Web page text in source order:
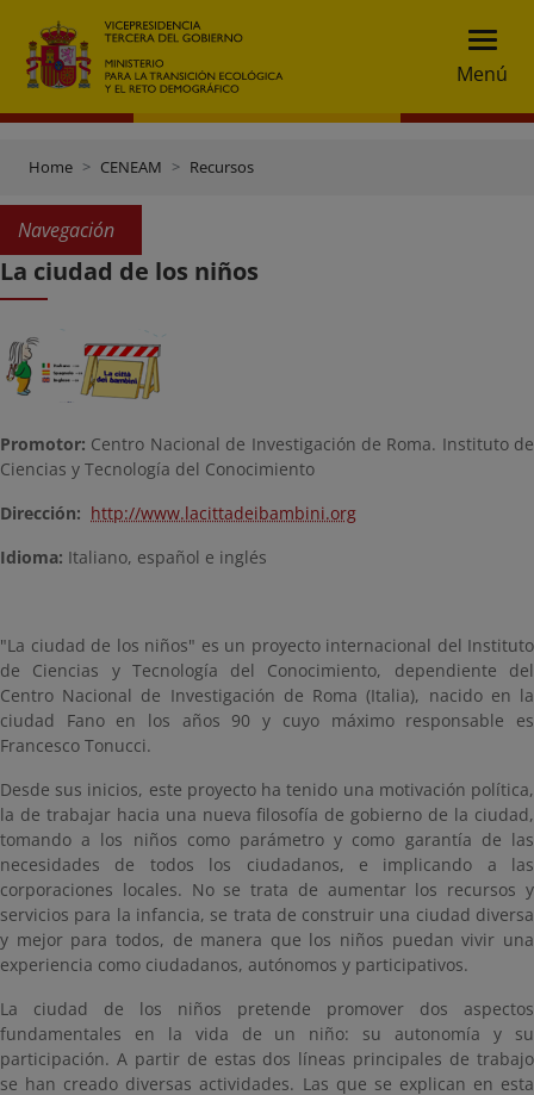
Menú
Home CENEAM Recursos
Navegación
La ciudad de los niños
Promotor: Centro Nacional de Investigación de Roma. Instituto de
Ciencias y Tecnología del Conocimiento
Dirección: http://www.lacittadeibambini.org
Idioma: Italiano, español e inglés
"La ciudad de los niños" es un proyecto internacional del Instituto
de Ciencias y Tecnología del Conocimiento, dependiente del
Centro Nacional de Investigación de Roma (Italia), nacido en la
ciudad Fano en los años 90 y cuyo máximo responsable es
Francesco Tonucci.
Desde sus inicios, este proyecto ha tenido una motivación política,
la de trabajar hacia una nueva filosofía de gobierno de la ciudad,
tomando a los niños como parámetro y como garantía de las
necesidades de todos los ciudadanos, e implicando a las
corporaciones locales. No se trata de aumentar los recursos y
servicios para la infancia, se trata de construir una ciudad diversa
y mejor para todos, de manera que los niños puedan vivir una
experiencia como ciudadanos, autónomos y participativos.
La ciudad de los niños pretende promover dos aspectos
fundamentales en la vida de un niño: su autonomía y su
participación. A partir de estas dos líneas principales de trabajo
se han creado diversas actividades. Las que se explican en esta